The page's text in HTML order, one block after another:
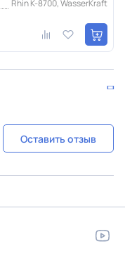
Rhin K-8700, WasserKraft
Оставить отзыв